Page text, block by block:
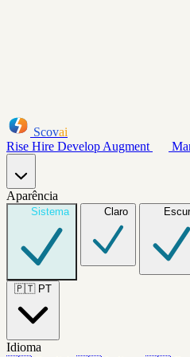
Scovai
Rise Hire Develop Augment
Aparência
Sistema Claro
🇵🇹 PT
Idioma